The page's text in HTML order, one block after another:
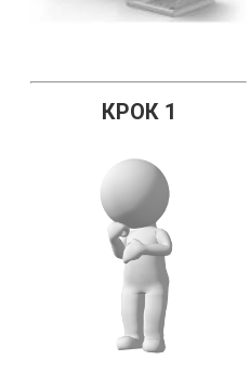
КРОК 1